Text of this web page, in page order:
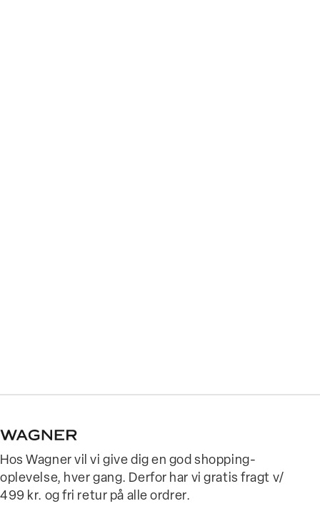
Hos Wagner vil vi give dig en god shopping-
oplevelse, hver gang. Derfor har vi gratis fragt v/
499 kr. og fri retur på alle ordrer.